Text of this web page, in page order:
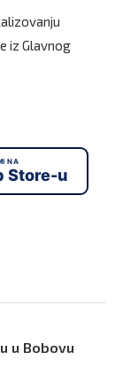
iz Glavnog
NA
Store-u
u Bobovu